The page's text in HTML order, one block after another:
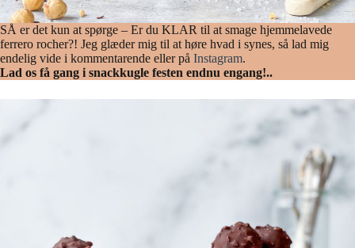
SÅ er det kun at spørge – Er du KLAR til at smage hjemmelavede
ferrero rocher?! Jeg glæder mig til at høre hvad i synes, så lad mig
endelig vide i kommentarende eller på Instagram.
Lad os få gang i snackkugle festen endnu engang!..